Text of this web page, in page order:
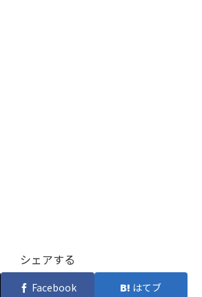
シェアする
Facebook はてブ